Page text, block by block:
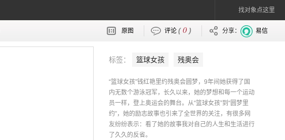
找对象点这里
原图 评论 (0 ) 分享： 易信
标签： 篮球女孩 残奥会
“篮球女孩”钱红艳里约残奥会圆梦，9年间她获得了国
内无数个游泳冠军，长久以来，她的梦想和每一个运动
员一样，登上奥运会的舞台。从“篮球女孩”到“圆梦里
约”，她的励志故事也引来了全世界的关注，有很多网
友纷纷表示：看了她的故事我对自己的人生和生活进行
了久久的反省。